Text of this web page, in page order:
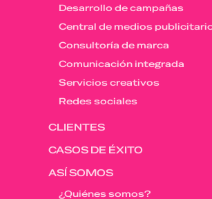
Desarrollo de campañas
Central de medios
Consultoría de marca
Comunicación integrada
Servicios creativos
Redes sociales
CLIENTES
CASOS DE ÉXITO
ASÍ SOMOS
¿Quiénes somos?